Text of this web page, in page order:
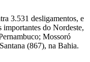
3.531 desligamentos, e
importantes do Nordeste,
Mossoró
(867), na Bahia.